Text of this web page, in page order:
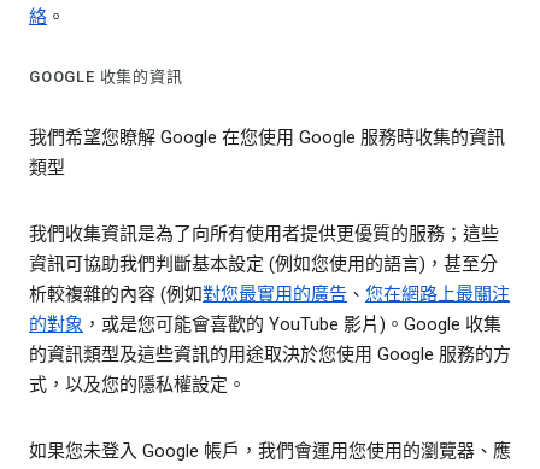
絡 。
GOOGLE 收集的資訊
我們希望您瞭解 Google 在您使用 Google 服務時收集的資訊
類型
我們收集資訊是為了向所有使用者提供更優質的服務；這些
資訊可協助我們判斷基本設定 (例如您使用的語言)，甚至分
析較複雜的內容 (例如對您最實用的廣告 、 您在網路上最關注
的對象 ，或是您可能會喜歡的 YouTube 影片)。Google 收集
的資訊類型及這些資訊的用途取決於您使用 Google 服務的方
式，以及您的隱私權設定。
如果您未登入 Google 帳戶，我們會運用您使用的瀏覽器、應